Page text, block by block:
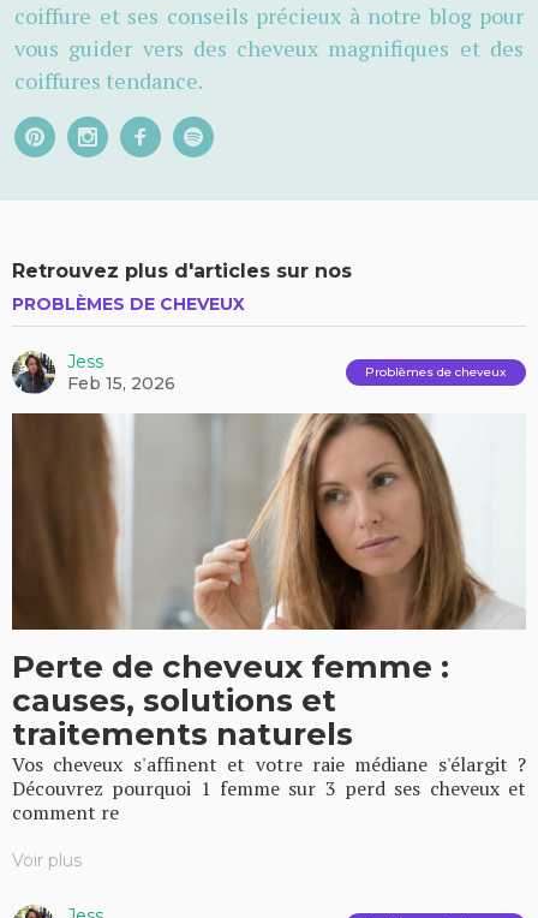
coiffure et ses conseils précieux à notre blog pour
vous guider vers des cheveux magnifiques et des
coiffures tendance.
Retrouvez plus d'articles sur nos
PROBLÈMES DE CHEVEUX
Jess
Feb 15, 2026
Problèmes de cheveux
Perte de cheveux femme :
causes, solutions et
traitements naturels
Vos cheveux s'affinent et votre raie médiane s'élargit ?
Découvrez pourquoi 1 femme sur 3 perd ses cheveux et
comment re
Voir plus